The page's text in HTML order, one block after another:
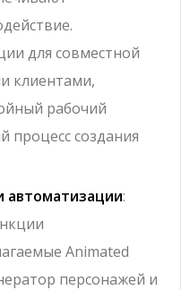
для совместной
клиентами,
рабочий
процесс создания
автоматизации:
Animated
персонажей и